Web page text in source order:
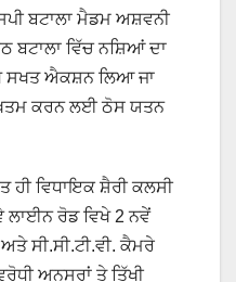
ਬਟਾਲਾ ਮੈਡਮ ਅਸ਼ਵਨੀ
ਬਟਾਲਾ ਵਿੱਚ ਨਸ਼ਿਆਂ ਦਾ
ਸਖਤ ਐਕਸ਼ਨ ਲਿਆ ਜਾ
ਕਰਨ ਲਈ ਠੋਸ ਯਤਨ
ਹੀ ਵਿਧਾਇਕ ਸ਼ੈਰੀ ਕਲਸੀ
ਲਾਈਨ ਰੋਡ ਵਿਖੇ 2 ਨਵੇਂ
ਸੀ.ਸੀ.ਟੀ.ਵੀ. ਕੈਮਰੇ
ਅਨਸਰਾਂ ਤੇ ਤਿੱਖੀ